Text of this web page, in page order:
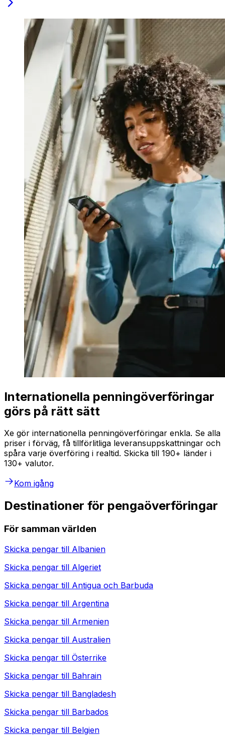
Internationella penningöverföringar
görs på rätt sätt
Xe gör internationella penningöverföringar enkla. Se alla
priser i förväg, få tillförlitliga leveransuppskattningar och
spåra varje överföring i realtid. Skicka till 190+ länder i
130+ valutor.
Kom igång
Destinationer för pengaöverföringar
För samman världen
Skicka pengar till Albanien
Skicka pengar till Algeriet
Skicka pengar till Antigua och Barbuda
Skicka pengar till Argentina
Skicka pengar till Armenien
Skicka pengar till Australien
Skicka pengar till Österrike
Skicka pengar till Bahrain
Skicka pengar till Bangladesh
Skicka pengar till Barbados
Skicka pengar till Belgien